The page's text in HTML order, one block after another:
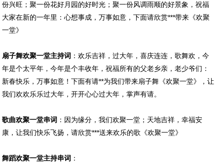
份兴旺；聚一份花好月园的好时光；聚一份风调雨顺的好景象，祝福
大家在新的一年里：心想事成，万事如意，下面请欣赏***带来《欢聚
一堂》
扇子舞欢聚一堂主持词 ：欢乐吉祥，过大年，喜庆连连，歌舞欢，今
年是个太平年，今年是个丰收年，祝福所有的父老乡亲，老少爷们：
新春快乐，万事如意！下面有请**为我们带来扇子舞《欢聚一堂》，让
我们欢欢乐乐过大年，开开心心过大年，掌声有请。
歌曲欢聚一堂串词 ：因为缘分，我们欢聚一堂；天地吉祥，幸福安
康，让我们快乐飞扬，请欣赏***送来欢乐的歌《欢聚一堂》
舞蹈欢聚一堂主持串词 ：